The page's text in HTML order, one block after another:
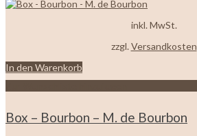
inkl. MwSt.
zzgl.Versandkosten
In den Warenkorb
Box – Bourbon – M. de Bourbon